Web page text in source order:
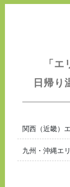
「
日帰り
関西（近畿）
九州・沖縄エ